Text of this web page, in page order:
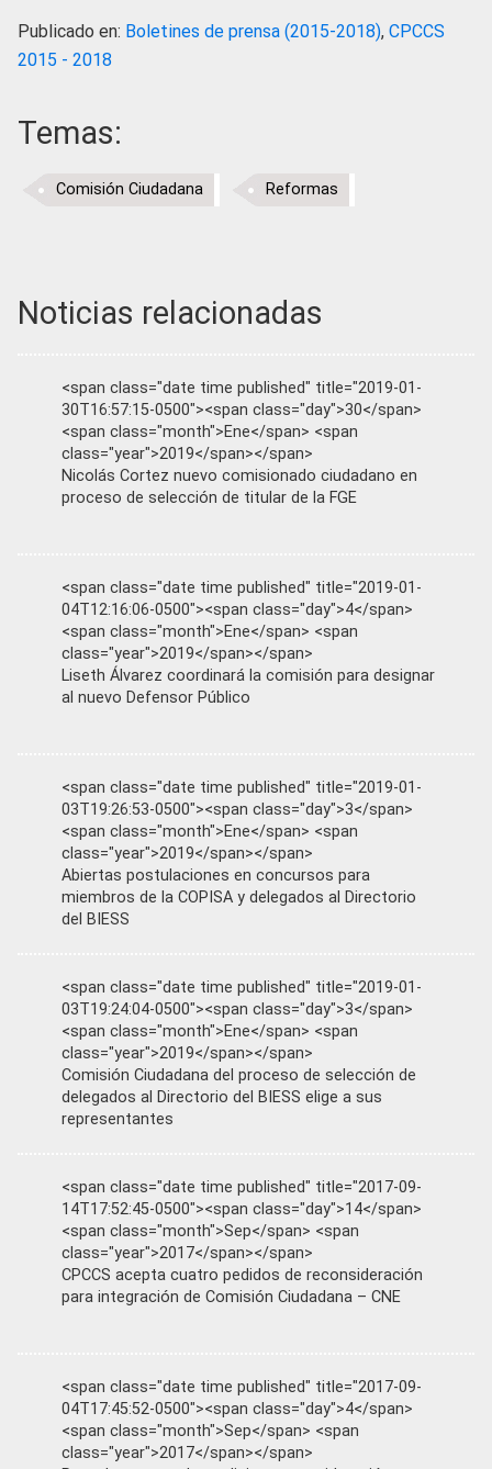
Publicado en: Boletines de prensa (2015-2018), CPCCS
2015 - 2018
Temas:
Comisión Ciudadana Reformas
Noticias relacionadas
<span class="date time published" title="2019-01-
30T16:57:15-0500"><span class="day">30</span>
<span class="month">Ene</span> <span
class="year">2019</span></span>
Nicolás Cortez nuevo comisionado ciudadano en
proceso de selección de titular de la FGE
<span class="date time published" title="2019-01-
04T12:16:06-0500"><span class="day">4</span>
<span class="month">Ene</span> <span
class="year">2019</span></span>
Liseth Álvarez coordinará la comisión para designar
al nuevo Defensor Público
<span class="date time published" title="2019-01-
03T19:26:53-0500"><span class="day">3</span>
<span class="month">Ene</span> <span
class="year">2019</span></span>
Abiertas postulaciones en concursos para
miembros de la COPISA y delegados al Directorio
del BIESS
<span class="date time published" title="2019-01-
03T19:24:04-0500"><span class="day">3</span>
<span class="month">Ene</span> <span
class="year">2019</span></span>
Comisión Ciudadana del proceso de selección de
delegados al Directorio del BIESS elige a sus
representantes
<span class="date time published" title="2017-09-
14T17:52:45-0500"><span class="day">14</span>
<span class="month">Sep</span> <span
class="year">2017</span></span>
CPCCS acepta cuatro pedidos de reconsideración
para integración de Comisión Ciudadana – CNE
<span class="date time published" title="2017-09-
04T17:45:52-0500"><span class="day">4</span>
<span class="month">Sep</span> <span
class="year">2017</span></span>